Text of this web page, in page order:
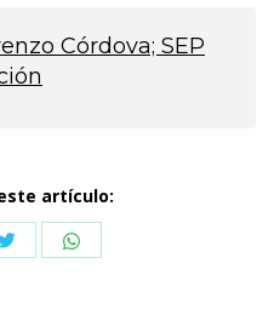
Córdova; SEP
artículo:
CompartirCompartir